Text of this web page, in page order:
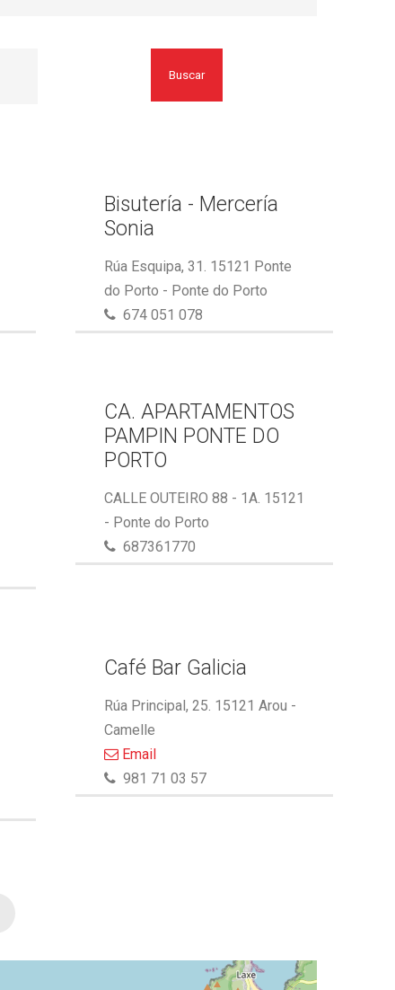
Buscar
Bisutería - Mercería
Sonia
Rúa Esquipa, 31. 15121 Ponte
do Porto - Ponte do Porto
674 051 078
CA. APARTAMENTOS
PAMPIN PONTE DO
PORTO
CALLE OUTEIRO 88 - 1A. 15121
- Ponte do Porto
687361770
Café Bar Galicia
Rúa Principal, 25. 15121 Arou -
Camelle
Email
981 71 03 57